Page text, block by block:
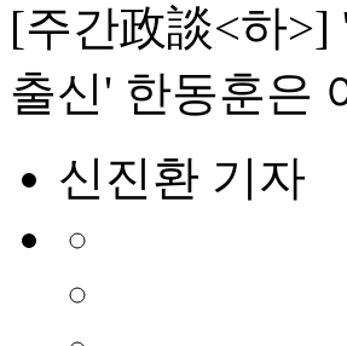
[주간政談<하
출신' 한동훈은
신진환 기자